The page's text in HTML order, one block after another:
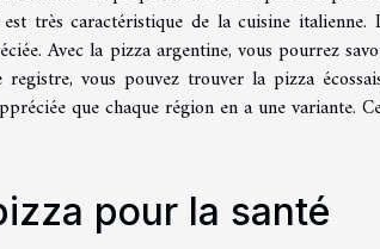
très caractéristique de la cuisine italienne.
Avec la pizza argentine, vous pourrez
registre, vous pouvez trouver la pizza
que chaque région en a une variante.
pour la santé